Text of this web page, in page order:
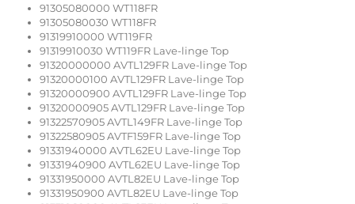
91305080000 WT118FR
91305080030 WT118FR
91319910000 WT119FR
91319910030 WT119FR Lave-linge Top
91320000000 AVTL129FR Lave-linge Top
91320000100 AVTL129FR Lave-linge Top
91320000900 AVTL129FR Lave-linge Top
91320000905 AVTL129FR Lave-linge Top
91322570905 AVTL149FR Lave-linge Top
91322580905 AVTF159FR Lave-linge Top
91331940000 AVTL62EU Lave-linge Top
91331940900 AVTL62EU Lave-linge Top
91331950000 AVTL82EU Lave-linge Top
91331950900 AVTL82EU Lave-linge Top